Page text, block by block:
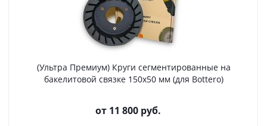
(Ультра Премиум) Круги сегментированные на
бакелитовой связке 150х50 мм (для Bottero)
от 11 800 руб.